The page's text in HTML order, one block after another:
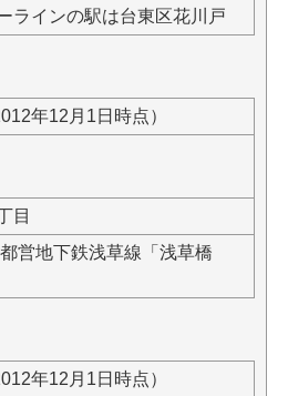
ラインの駅は台東区花川戸
年12月1日時点）
目
営地下鉄浅草線「浅草橋
年12月1日時点）